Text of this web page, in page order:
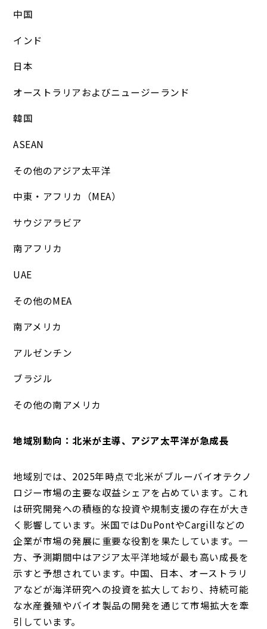
中国
インド
日本
オーストラリアおよびニュージーランド
韓国
ASEAN
その他のアジア太平洋
中東・アフリカ（MEA）
サウジアラビア
南アフリカ
UAE
その他のMEA
南アメリカ
アルゼンチン
ブラジル
その他の南アメリカ
地域別動向：北米が主導、アジア太平洋が急成長
地域別では、2025年時点で北米がブルーバイオテクノ
ロジー市場の主要な収益シェアを占めています。これ
は研究開発への積極的な投資や規制支援の存在が大き
く影響しています。米国ではDuPontやCargillなどの
企業が市場の発展に重要な役割を果たしています。一
方、予測期間中はアジア太平洋地域が最も高い成長を
示すと予想されています。中国、日本、オーストラリ
アなどが海洋研究への投資を拡大しており、持続可能
な水産養殖やバイオ製品の開発を通じて市場拡大を牽
引しています。